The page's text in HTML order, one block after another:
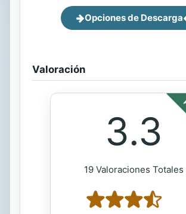
Opciones de Descarga
Valoración
3.3
19 Valoraciones Totales